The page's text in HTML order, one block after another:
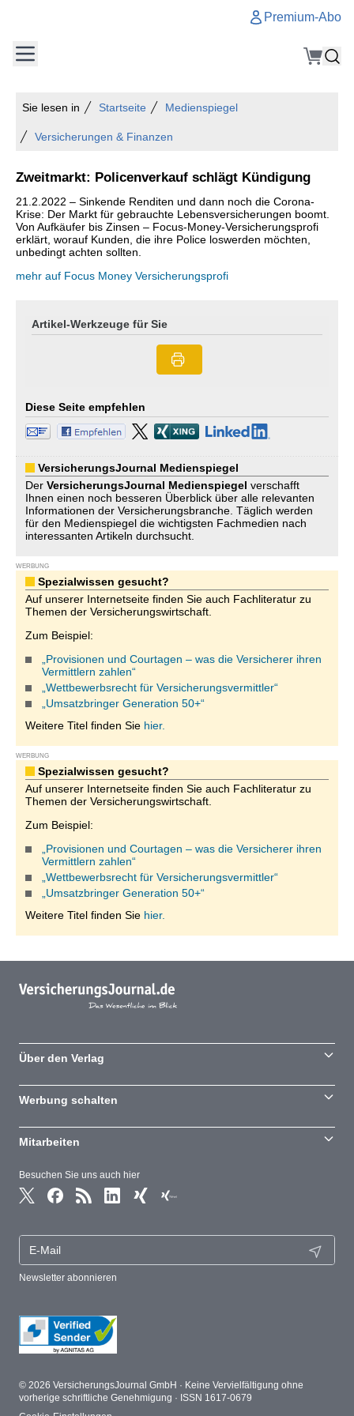
Premium-Abo
Sie lesen in Startseite Medienspiegel
Versicherungen & Finanzen
Zweitmarkt: Policenverkauf schlägt Kündigung
21.2.2022 – Sinkende Renditen und dann noch die Corona-
Krise: Der Markt für gebrauchte Lebensversicherungen boomt.
Von Aufkäufer bis Zinsen – Focus-Money-Versicherungsprofi
erklärt, worauf Kunden, die ihre Police loswerden möchten,
unbedingt achten sollten.
mehr auf Focus Money Versicherungsprofi
Artikel-Werkzeuge für Sie
Diese Seite empfehlen
VersicherungsJournal Medienspiegel
Der VersicherungsJournal Medienspiegel verschafft
Ihnen einen noch besseren Überblick über alle relevanten
Informationen der Versicherungsbranche. Täglich werden
für den Medienspiegel die wichtigsten Fachmedien nach
interessanten Artikeln durchsucht.
WERBUNG
Spezialwissen gesucht?
Auf unserer Internetseite finden Sie auch Fachliteratur zu
Themen der Versicherungswirtschaft.
Zum Beispiel:
„Provisionen und Courtagen – was die Versicherer ihren
Vermittlern zahlen“
„Wettbewerbsrecht für Versicherungsvermittler“
„Umsatzbringer Generation 50+“
Weitere Titel finden Sie hier.
WERBUNG
Spezialwissen gesucht?
Auf unserer Internetseite finden Sie auch Fachliteratur zu
Themen der Versicherungswirtschaft.
Zum Beispiel:
„Provisionen und Courtagen – was die Versicherer ihren
Vermittlern zahlen“
„Wettbewerbsrecht für Versicherungsvermittler“
„Umsatzbringer Generation 50+“
Weitere Titel finden Sie hier.
Besuchen Sie uns auch hier
Newsletter abonnieren
Über den Verlag
Werbung schalten
Mitarbeiten
© 2026 VersicherungsJournal GmbH · Keine Vervielfältigung ohne
vorherige schriftliche Genehmigung · ISSN 1617-0679